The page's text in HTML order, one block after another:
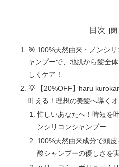
目次
🎯 100%天然由来・ノンシ
ャンプーで、地肌から髪全
しくケア！
💡 【20%OFF】haru
叶える！理想の美髪へ導く
忙しいあなたへ！時短を
ンシリコンシャンプー
100%天然由来成分で頭
酸シャンプーの優しさを